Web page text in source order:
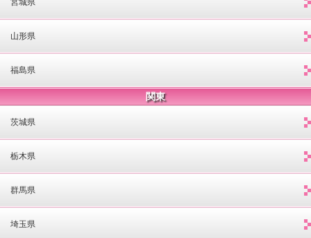
山形県
福島県
関東
茨城県
栃木県
群馬県
埼玉県